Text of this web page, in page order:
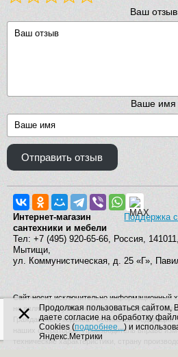
Ваш отзыв
Ваше имя
Отправить отзыв
Поддержка
Интернет-магазин
сантехники и мебели
Тел: +7 (495) 920-65-66, Россия,
Мытищи,
ул. Коммунистическая, д. 25 «Г»,
Сайт носит исключительно информационный
не является публичной офертой,
Гражданского кодекса Российской
наших операторов. Производитель вправе
технические характеристики, страну
×
Продолжая пользоваться сайтом,
даете согласие на обработку
Cookies (подробнее...) и
Яндекс.Метрики